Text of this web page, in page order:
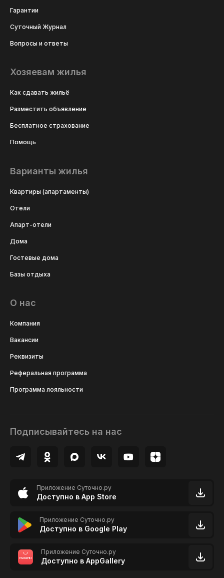
Гарантии
Суточный Журнал
Вопросы и ответы
Хозяевам жилья
Как сдавать жильё
Разместить объявление
Бесплатное страхование
Помощь
Варианты жилья
Квартиры (апартаменты)
Отели
Апарт-отели
Дома
Гостевые дома
Базы отдыха
О нас
Компания
Вакансии
Реквизиты
Реферальная программа
Программа лояльности
Подписывайтесь на нас
Приложение Суточно.ру
Доступно в App Store
Приложение Суточно.ру
Доступно в Google Play
Приложение Суточно.ру
Доступно в AppGallery